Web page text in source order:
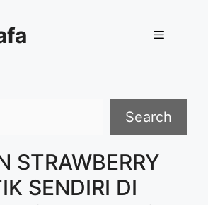
Search
STRAWBERRY
SENDIRI DI